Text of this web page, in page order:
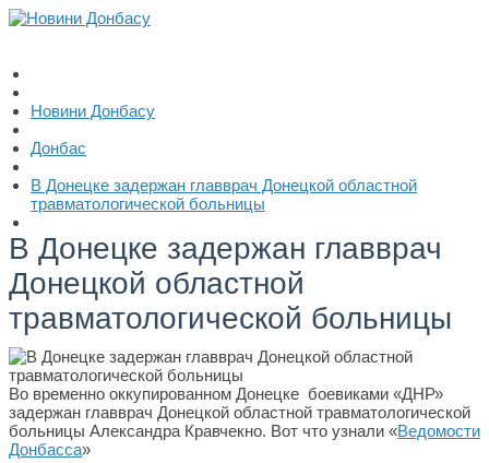
Новини Донбасу
Донбас
В Донецке задержан главврач Донецкой областной
травматологической больницы
В Донецке задержан главврач
Донецкой областной
травматологической больницы
Во временно оккупированном Донецке боевиками «ДНР»
задержан главврач Донецкой областной травматологической
больницы Александра Кравчекно. Вот что узнали «Ведомости
Донбасса»